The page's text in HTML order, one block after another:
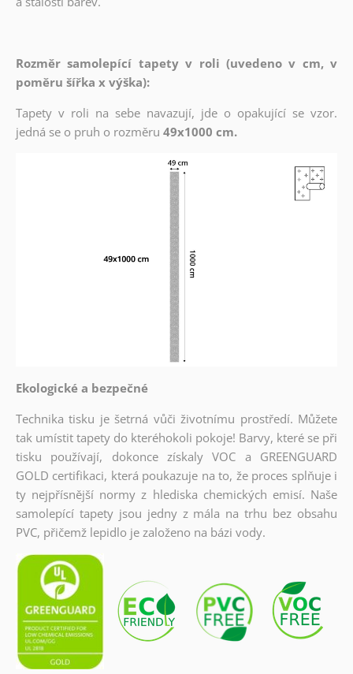
Rozměr samolepící tapety v roli (uvedeno v cm, v
poměru šířka x výška):
Tapety v roli na sebe navazují, jde o opakující se vzor.
jedná se o pruh o rozměru 49x1000 cm.
Ekologické a bezpečné
Technika tisku je šetrná vůči životnímu prostředí. Můžete
tak umístit tapety do kteréhokoli pokoje! Barvy, které se při
tisku používají, dokonce získaly VOC a GREENGUARD
GOLD certifikaci, která poukazuje na to, že proces splňuje i
ty nejpřísnější normy z hlediska chemických emisí. Naše
samolepící tapety jsou jedny z mála na trhu bez obsahu
PVC, přičemž lepidlo je založeno na bázi vody.